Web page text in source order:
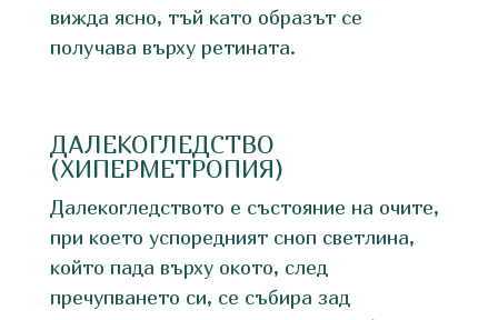
вижда ясно, тъй като образът се
получава върху ретината.
ДАЛЕКОГЛЕДСТВО
(ХИПЕРМЕТРОПИЯ)
Далекогледството е състояние на очите,
при което успоредният сноп светлина,
който пада върху окото, след
пречупването си, се събира зад